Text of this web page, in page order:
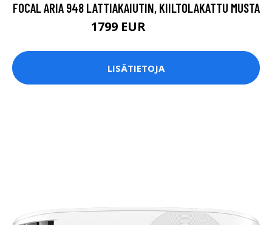
FOCAL ARIA 948 LATTIAKAIUTIN, KIILTOLAKATTU MUSTA
1799 EUR
LISÄTIETOJA